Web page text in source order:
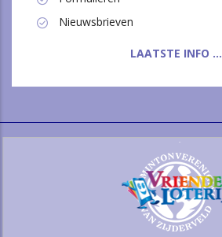
Nieuwsbrieven
LAATSTE INFO ...